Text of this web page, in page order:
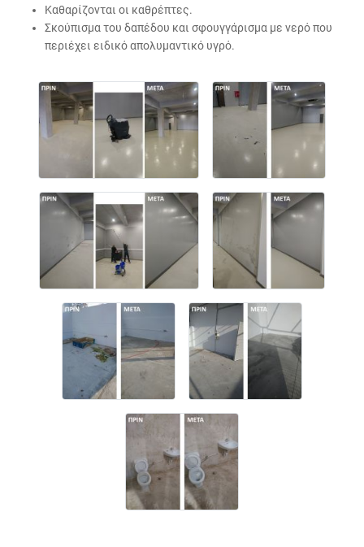
Καθαρίζονται οι καθρέπτες.
Σκούπισμα του δαπέδου και σφουγγάρισμα με νερό που
περιέχει ειδικό απολυμαντικό υγρό.